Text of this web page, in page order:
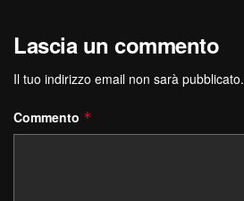
Lascia un commento
Il tuo indirizzo email non sarà pubblicato.
Commento *